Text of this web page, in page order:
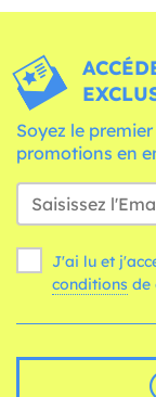
Soyez le
promotions en
J'ai lu et
conditions de